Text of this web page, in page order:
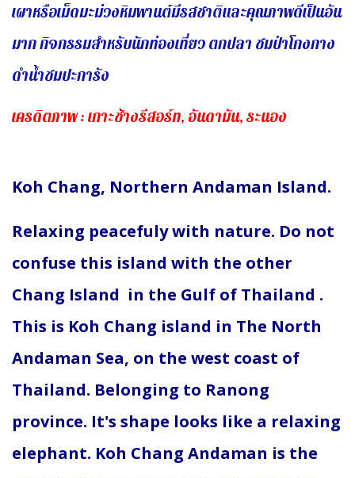
เผาหรือเม็ดมะม่วงหิมพานต์มีรสชาติและคุณภาพดีเป็นอัน
มาก กิจกรรมสำหรับนักท่องเที่ยว ตกปลา ชมป่าโกงกาง
ดำน้ำชมปะการัง
เครดิตภาพ : เกาะช้างรีสอร์ท, อันดามัน, ระนอง
Koh Chang, Northern Andaman Island.
Relaxing peacefuly with nature. Do not
confuse this island with the other
Chang Island in the Gulf of Thailand .
This is Koh Chang island in The North
Andaman Sea, on the west coast of
Thailand. Belonging to Ranong
province. It's shape looks like a relaxing
elephant. Koh Chang Andaman is the